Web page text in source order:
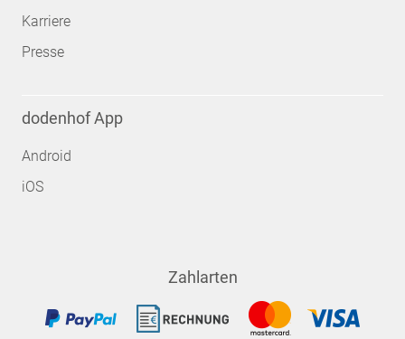
Karriere
Presse
dodenhof App
Android
iOS
Zahlarten